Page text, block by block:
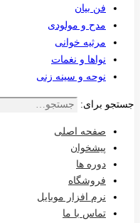
فن بیان
مدح و مولودی
مرثیه خوانی
نواها و نغمات
نوحه و سینه زنی
جستجو برای:
صفحه اصلی
پیشخوان
دوره ها
فروشگاه
نرم افزار موبایل
تماس با ما